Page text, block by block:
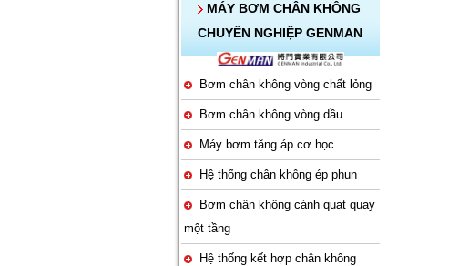
MÁY BƠM CHÂN KHÔNG
CHUYÊN NGHIỆP GENMAN
Bơm chân không vòng chất lỏng
Bơm chân không vòng dầu
Máy bơm tăng áp cơ học
Hệ thống chân không ép phun
Bơm chân không cánh quạt quay
một tầng
Hệ thống kết hợp chân không